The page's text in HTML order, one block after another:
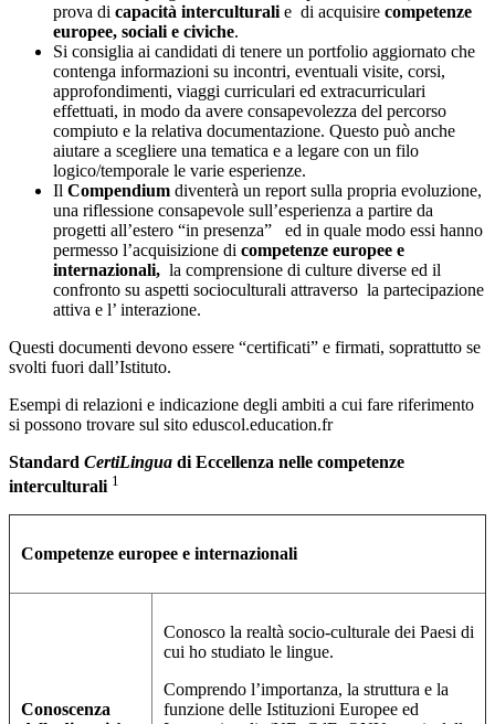
prova di capacità interculturali e di acquisire competenze
europee, sociali e civiche.
Si consiglia ai candidati di tenere un portfolio aggiornato che
contenga informazioni su incontri, eventuali visite, corsi,
approfondimenti, viaggi curriculari ed extracurriculari
effettuati, in modo da avere consapevolezza del percorso
compiuto e la relativa documentazione. Questo può anche
aiutare a scegliere una tematica e a legare con un filo
logico/temporale le varie esperienze.
Il Compendium diventerà un report sulla propria evoluzione,
una riflessione consapevole sull’esperienza a partire da
progetti all’estero “in presenza” ed in quale modo essi hanno
permesso l’acquisizione di competenze europee e
internazionali, la comprensione di culture diverse ed il
confronto su aspetti socioculturali attraverso la partecipazione
attiva e l’ interazione.
Questi documenti devono essere “certificati” e firmati, soprattutto se
svolti fuori dall’Istituto.
Esempi di relazioni e indicazione degli ambiti a cui fare riferimento
si possono trovare sul sito eduscol.education.fr
Standard CertiLingua di Eccellenza nelle competenze
interculturali 1
Competenze europee e internazionali
Conoscenza
Conosco la realtà socio-culturale dei Paesi di
cui ho studiato le lingue.
Comprendo l’importanza, la struttura e la
funzione delle Istituzioni Europee ed